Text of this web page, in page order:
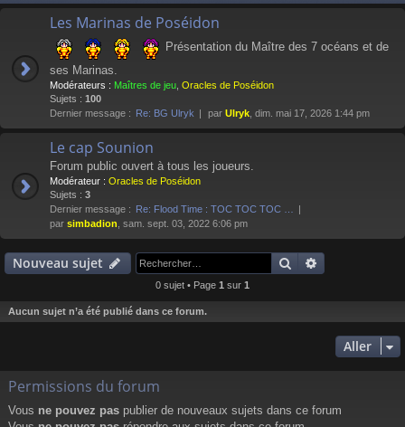
Les Marinas de Poséidon
Présentation du Maître des 7 océans et de
ses Marinas.
Modérateurs : Maîtres de jeu Oracles de Poséidon
Sujets : 100
Dernier message : Re: BG Ulryk par Ulryk , dim. mai 17, 2026 1:44 pm
Le cap Sounion
Forum public ouvert à tous les joueurs.
Modérateur : Oracles de Poséidon
Sujets : 3
Dernier message : Re: Flood Time : TOC TOC TOC …
par simbadion , sam. sept. 03, 2022 6:06 pm
Nouveau sujet Rechercher
0 sujet • Page 1 sur 1
Aucun sujet n’a été publié dans ce forum.
Aller
Permissions du forum
Vous ne pouvez pas publier de nouveaux sujets dans ce forum